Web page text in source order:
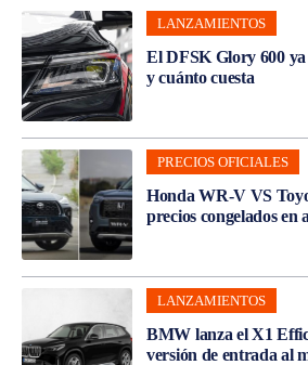
LANZAMIENTOS
El DFSK Glory 600 ya
y cuánto cuesta
PRECIOS OFICIALES
Honda WR-V VS
precios congelados en
LANZAMIENTOS
BMW lanza el X1
versión de entrada al